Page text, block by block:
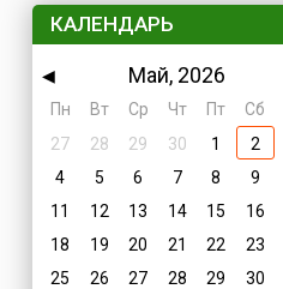
КАЛЕНДАРЬ
◀ Май, 2026
Пн
Вт Ср Чт Пт Сб
27
28 29 30 1 2
4
5 6 7 8 9
11
12 13 14 15 16
18
19 20 21 22 23
25
26 27 28 29 30